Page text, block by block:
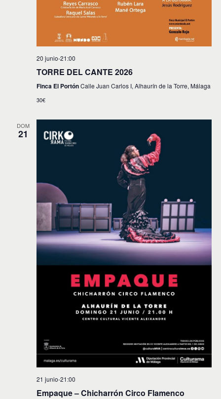
20 junio-21:00
TORRE DEL CANTE 2026
Finca El PortónCalle Juan Carlos I, Alhaurín de la Torre, Málaga
30€
DOM
21
21 junio-21:00
Empaque – Chicharrón Circo Flamenco